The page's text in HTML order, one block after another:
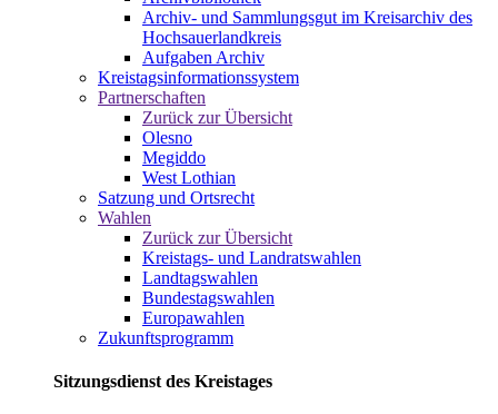
Archiv- und Sammlungsgut im Kreisarchiv des
Hochsauerlandkreis
Aufgaben Archiv
Kreistagsinformationssystem
Partnerschaften
Zurück zur Übersicht
Olesno
Megiddo
West Lothian
Satzung und Ortsrecht
Wahlen
Zurück zur Übersicht
Kreistags- und Landratswahlen
Landtagswahlen
Bundestagswahlen
Europawahlen
Zukunftsprogramm
Sitzungsdienst des Kreistages